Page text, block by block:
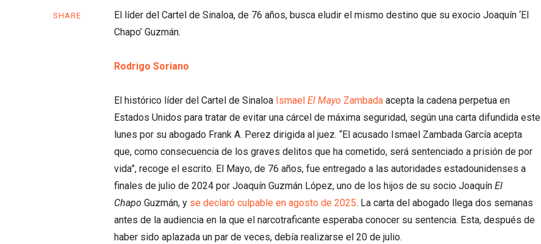
SHARE
El líder del Cartel de Sinaloa, de 76 años, busca eludir el mismo destino que su exocio Joaquín ‘El
Chapo’ Guzmán.
Rodrigo Soriano
El histórico líder del Cartel de Sinaloa Ismael El Mayo Zambada acepta la cadena perpetua en
Estados Unidos para tratar de evitar una cárcel de máxima seguridad, según una carta difundida este
lunes por su abogado Frank A. Perez dirigida al juez. “El acusado Ismael Zambada García acepta
que, como consecuencia de los graves delitos que ha cometido, será sentenciado a prisión de por
vida”, recoge el escrito. El Mayo, de 76 años, fue entregado a las autoridades estadounidenses a
finales de julio de 2024 por Joaquín Guzmán López, uno de los hijos de su socio Joaquín El
Chapo Guzmán, y se declaró culpable en agosto de 2025. La carta del abogado llega dos semanas
antes de la audiencia en la que el narcotraficante esperaba conocer su sentencia. Esta, después de
haber sido aplazada un par de veces, debía realizarse el 20 de julio.